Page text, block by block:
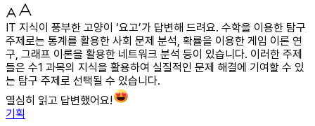
IT 지식이 풍부한 고양이 ‘요고’가 답변해 드려요. 수학을 이용한 탐구
주제로는 통계를 활용한 사회 문제 분석, 확률을 이용한 게임 이론 연
구, 그래프 이론을 활용한 네트워크 분석 등이 있습니다. 이러한 주제
들은 수1 과목의 지식을 활용하여 실질적인 문제 해결에 기여할 수 있
는 탐구 주제로 선택될 수 있습니다.
열심히 읽고 답변했어요!
기획